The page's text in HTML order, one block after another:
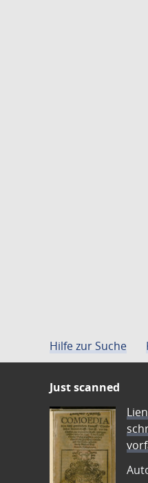
Hilfe zur Suche
Just scanned